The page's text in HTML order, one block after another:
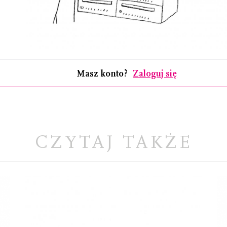
Masz konto? Zaloguj się
CZYTAJ TAKŻE